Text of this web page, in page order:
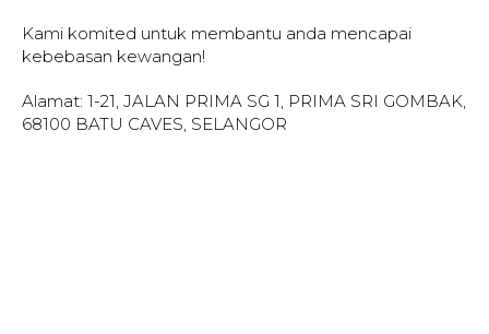
Kami komited untuk membantu anda mencapai
kebebasan kewangan!
Alamat: 1-21, JALAN PRIMA SG 1, PRIMA SRI GOMBAK,
68100 BATU CAVES, SELANGOR